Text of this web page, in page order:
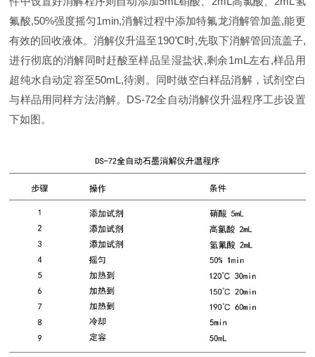
氟酸,50%强度摇匀1min,消解过程中添加特氟龙消解管加盖,能更
有效的回收液体。消解仪升温至190℃时,先取下消解管回流盖子,
进行彻底的消解同时赶酸至样品呈湿盐状,剩余1mL左右,样品用
超纯水自动定容至50mL,待测。同时做空白样品消解，试剂空白
与样品用同样方法消解。DS-72全自动消解仪升温程序工步设置
下如图。